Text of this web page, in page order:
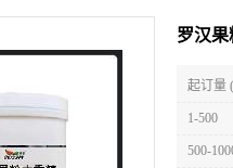
罗汉
起订量
1-500
500-